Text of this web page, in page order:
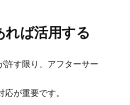
れば活用する
許す限り、アフターサー
が重要です。